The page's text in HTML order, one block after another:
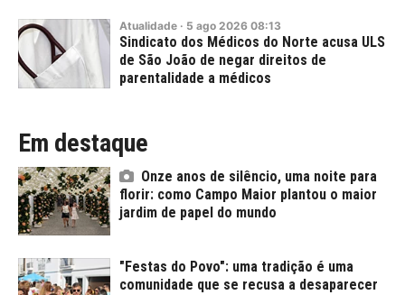
Atualidade · 5 ago 2026 08:13
Sindicato dos Médicos do Norte acusa ULS
de São João de negar direitos de
parentalidade a médicos
Em destaque
Onze anos de silêncio, uma noite para
florir: como Campo Maior plantou o maior
jardim de papel do mundo
"Festas do Povo": uma tradição é uma
comunidade que se recusa a desaparecer